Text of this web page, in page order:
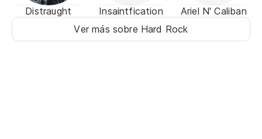
Distraught Insaintfication
Ariel N' Caliban
Ver más sobre Hard Rock